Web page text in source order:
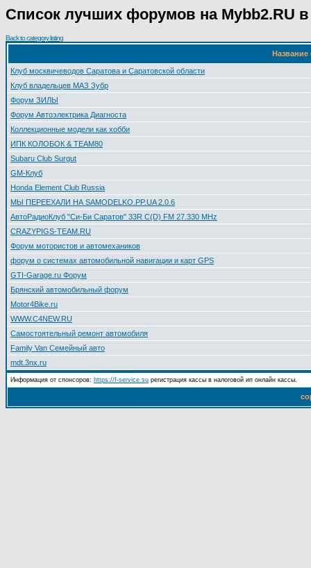
Список лучших форумов на Mybb2.RU
Back to category listing
Клуб москвичеводов Саратова и Саратовской области
Клуб владельцев МАЗ Зубр
Форум ЗИЛЫ
Форум Автоэлектрика Диагноста
Коллекционные модели как хобби
ИПК КОЛОБОК & TEAM80
Subaru Club Surgut
GM-Клуб
Honda Element Club Russia
МЫ ПЕРЕЕХАЛИ НА SAMODELKO.PP.UA 2.0.6
АвтоРадиоКлуб "Си-Би Саратов" 33R С(D) FM 27.330 MHz
CRAZYPIGS-TEAM.RU
Форум мотористов и автомехаников
форум о системах автомобильной навигации и карт GPS
GTI-Garage.ru Форум
Брянский автомобильный форум
Motor4Bike.ru
WWW.C4NEW.RU
Самостоятельный ремонт автомобиля
Family Van Семейный авто
mdt.3nx.ru
Информация от спонсоров: https://f-service.su регистрация кассы в налоговой ип онлайн кассы.